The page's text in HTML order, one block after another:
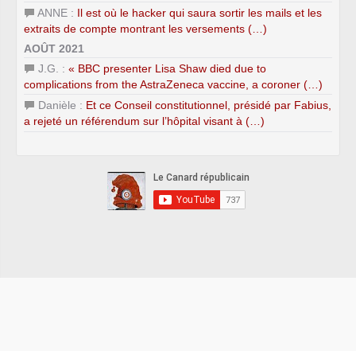
ANNE : Il est où le hacker qui saura sortir les mails et les
extraits de compte montrant les versements (…)
AOÛT 2021
J.G. : « BBC presenter Lisa Shaw died due to
complications from the AstraZeneca vaccine, a coroner (…)
Danièle : Et ce Conseil constitutionnel, présidé par Fabius,
a rejeté un référendum sur l’hôpital visant à (…)